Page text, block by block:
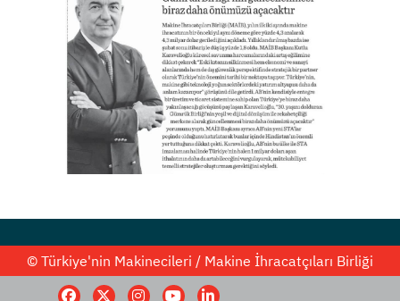
© Türkiye'nin Makinecileri / Makine İhracatçıları Birliği